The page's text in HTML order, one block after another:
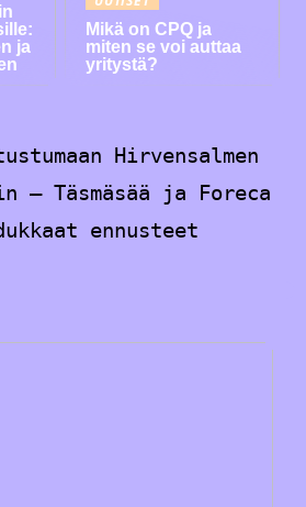
ja
Mikä on CPQ ja
miten se voi auttaa
yritystä?
Hirvensalmen
– Täsmäsää ja Foreca
ennusteet